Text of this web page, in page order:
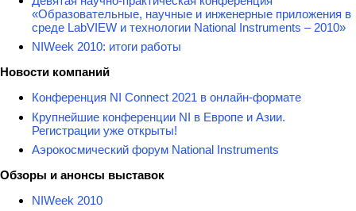
«Образовательные, научные и инженерные приложения в
среде LabVIEW и технологии National Instruments – 2010»
NIWeek 2010: итоги работы
Новости компаний
Конференция NI Connect 2021 в онлайн-формате
Крупнейшие конференции NI в Европе и Азии.
Регистрации уже открыты!
Аэрокосмический форум National Instruments
Обзоры и анонсы выставок
NIWeek 2010